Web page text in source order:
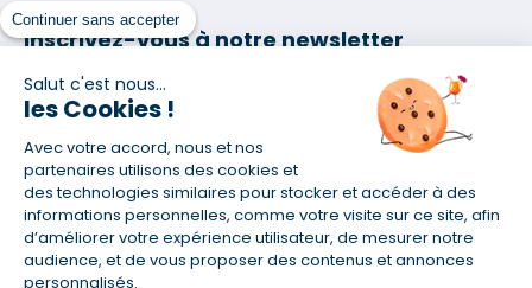
Continuer sans accepter
Salut c'est nous...
les Cookies !
Avec votre accord, nous et nos
partenaires utilisons des cookies et
des technologies similaires pour stocker et accéder à des
informations personnelles, comme votre visite sur ce site, afin
d’améliorer votre expérience utilisateur, de mesurer notre
audience, et de vous proposer des contenus et annonces
personnalisés.
Inscrivez-vous à notre newsletter
et nos communications
En vous abonnant, vous acceptez nos conditions d'utilisation
et notre politique de données personnelles. Vous pourrez
vous désabonner à tout moment depuis le lien présent dans